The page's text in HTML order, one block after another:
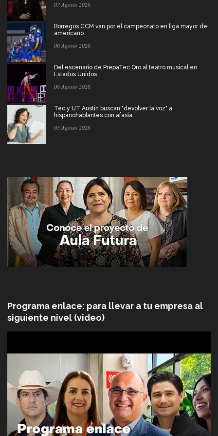
07 Agosto 2026
Borregos CCM van por el campeonato en liga mayor de
americano
06 Agosto 2026
Del escenario de PrepaTec Qro al teatro musical en
Estados Unidos
06 Agosto 2026
Tec y UT Austin buscan "devolver la voz" a
hispanohablantes con afasia
05 Agosto 2026
Programa enlace: para llevar a tu empresa al
siguiente nivel (video)